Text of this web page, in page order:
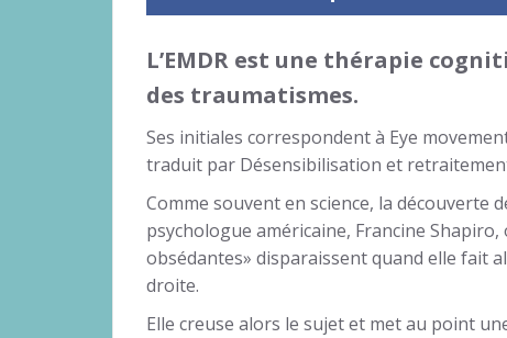
L’EMDR est une thérapie
des traumatismes.
Ses initiales correspondent à Eye
traduit par Désensibilisation et
Comme souvent en science, la découverte
psychologue américaine, Francine
obsédantes» disparaissent quand elle fait
droite.
Elle creuse alors le sujet et met au point